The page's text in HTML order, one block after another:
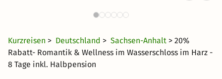
Kurzreisen > Deutschland > Sachsen-Anhalt > 20%
Rabatt- Romantik & Wellness im Wasserschloss im Harz -
8 Tage inkl. Halbpension